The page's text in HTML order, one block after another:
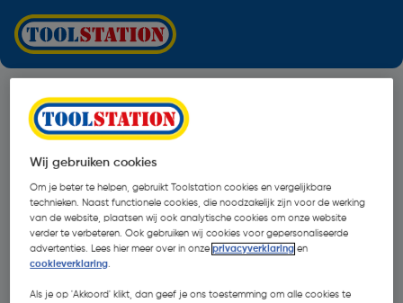
Wij gebruiken cookies
Om je beter te helpen, gebruikt Toolstation cookies en vergelijkbare
technieken. Naast functionele cookies, die noodzakelijk zijn voor de werking
van de website, plaatsen wij ook analytische cookies om onze website
verder te verbeteren. Ook gebruiken wij cookies voor gepersonaliseerde
advertenties. Lees hier meer over in onzeprivacyverklaring en
cookieverklaring.
Als je op 'Akkoord' klikt, dan geef je ons toestemming om alle cookies te